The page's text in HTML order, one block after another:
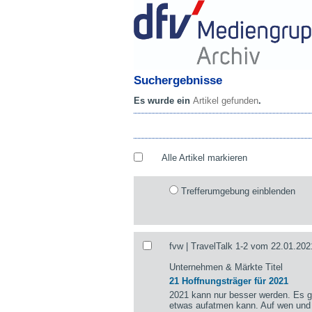
Suchergebnisse
Es wurde ein Artikel gefunden.
Alle Artikel markieren
Trefferumgebung einblenden
fvw | TravelTalk 1-2 vom
Unternehmen & Märkte Titel
21 Hoffnungsträger für 2021
2021 kann nur besser werden. Es
etwas aufatmen kann. Auf wen